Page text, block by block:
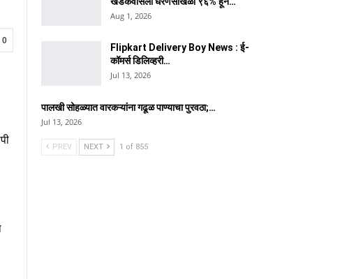
0
Aug 1, 2026
Flipkart Delivery Boy News : ई-
कॉमर्स डिलिव्हरी…
Jul 13, 2026
पालखी सोहळ्यात वारकऱ्यांना गढूळ पाण्याचा पुरवठा;…
Jul 13, 2026
PREV NEXT 1 of 855